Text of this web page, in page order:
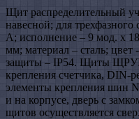
Щит распределительный
навесной; для
А; исполнение – 9 мод. х
мм; материал – сталь;
защиты – IP54. Щиты
крепления счетчика, DIN-
элементы крепления шин
и на корпусе, дверь с
щитов осуществляется